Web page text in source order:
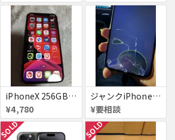
iPhoneX 256GB ▲softbank ジャンク スペースグレイ A1902 送料無料
¥4,780
ジャンクiPhone13ProMax 128GB ドコモ
¥要相談
SOLD SOLD